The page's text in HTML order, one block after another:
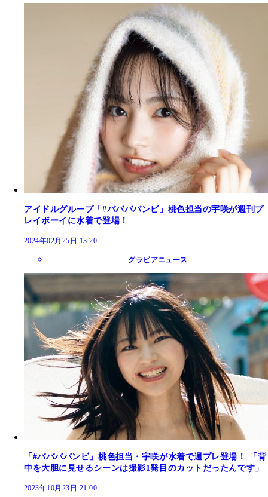
アイドルグループ「#ババババンビ」桃色担当の宇咲が週刊プ
レイボーイに水着で登場！
2024年02月25日 13:20
グラビアニュース
「#ババババンビ」桃色担当・宇咲が水着で週プレ登場！ 「背
中を大胆に見せるシーンは撮影1発目のカットだったんです」
2023年10月23日 21:00